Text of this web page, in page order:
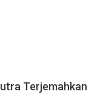
Terjemahkan